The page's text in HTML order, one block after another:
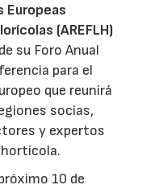
Europeas
(AREFLH)
su Foro Anual
para el
que reunirá
socias,
y expertos
10 de